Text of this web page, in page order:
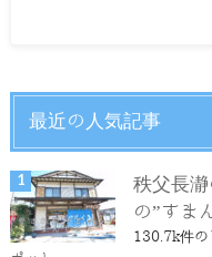
最近の人気記事
秩父長瀞
の”すま
130.7k件の